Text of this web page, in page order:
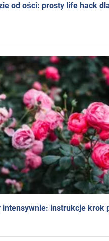
od ości: prosty life hack
intensywnie: instrukcje krok